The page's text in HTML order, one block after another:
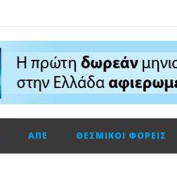
ΑΠΕ ΘΕΣΜΙΚΟΊ ΦΟΡΕΊΣ